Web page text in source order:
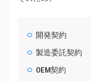
開発契約
製造委託契約
OEM契約